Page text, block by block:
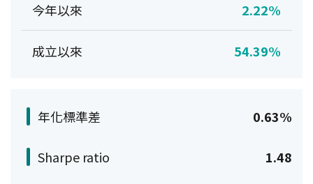
今年以來 2.22%
成立以來 54.39%
年化標準差 0.63%
Sharpe ratio 1.48